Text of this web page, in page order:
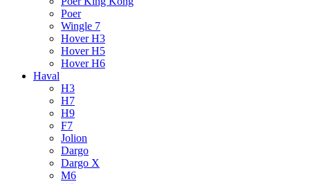
Poer
Wingle 7
Hover H3
Hover H5
Hover H6
Haval
H3
H7
H9
F7
Jolion
Dargo
Dargo X
M6